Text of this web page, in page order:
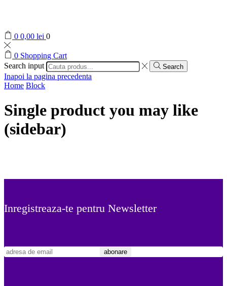
0 0,00 lei 0
0 Shopping Cart
Search input
Search
Inapoi la pagina precedenta
Home Block
Single product you may like
(sidebar)
Inregistreaza-te pentru Newsletter